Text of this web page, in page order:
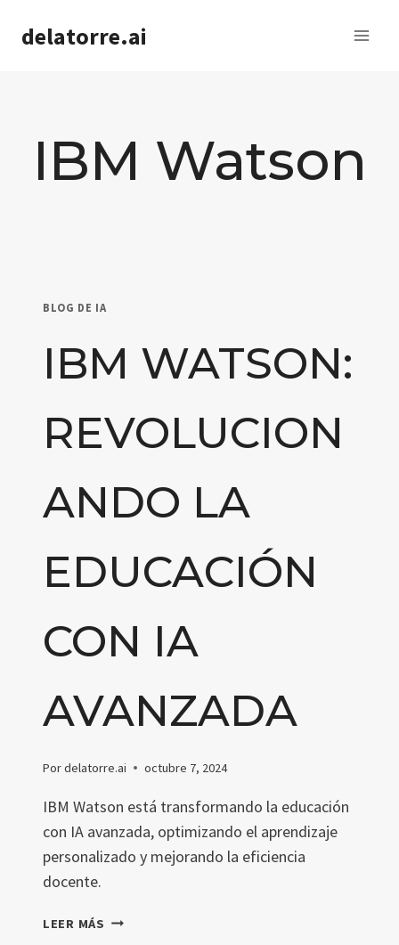
delatorre.ai
IBM Watson
BLOG DE IA
IBM WATSON:
REVOLUCION
ANDO LA
EDUCACIÓN
CON IA
AVANZADA
Pordelatorre.ai octubre 7, 2024
IBM Watson está transformando la educación
con IA avanzada, optimizando el aprendizaje
personalizado y mejorando la eficiencia
docente.
LEER MÁS IBM